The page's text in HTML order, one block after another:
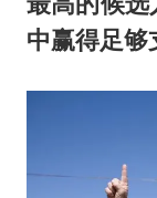
中赢得足够